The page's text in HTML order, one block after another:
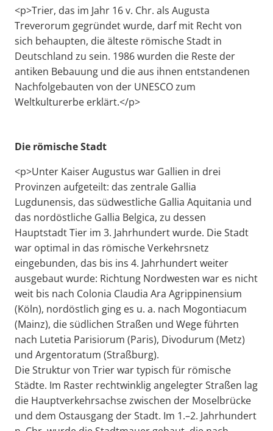
<p>Trier, das im Jahr 16 v. Chr. als Augusta
Treverorum gegründet wurde, darf mit Recht von
sich behaupten, die älteste römische Stadt in
Deutschland zu sein. 1986 wurden die Reste der
antiken Bebauung und die aus ihnen entstandenen
Nachfolgebauten von der UNESCO zum
Weltkulturerbe erklärt.</p>
Die römische Stadt
<p>Unter Kaiser Augustus war Gallien in drei
Provinzen aufgeteilt: das zentrale Gallia
Lugdunensis, das südwestliche Gallia Aquitania und
das nordöstliche Gallia Belgica, zu dessen
Hauptstadt Tier im 3. Jahrhundert wurde. Die Stadt
war optimal in das römische Verkehrsnetz
eingebunden, das bis ins 4. Jahrhundert weiter
ausgebaut wurde: Richtung Nordwesten war es nicht
weit bis nach Colonia Claudia Ara Agrippinensium
(Köln), nordöstlich ging es u. a. nach Mogontiacum
(Mainz), die südlichen Straßen und Wege führten
nach Lutetia Parisiorum (Paris), Divodurum (Metz)
und Argentoratum (Straßburg).
Die Struktur von Trier war typisch für römische
Städte. Im Raster rechtwinklig angelegter Straßen lag
die Hauptverkehrsachse zwischen der Moselbrücke
und dem Ostausgang der Stadt. Im 1.–2. Jahrhundert